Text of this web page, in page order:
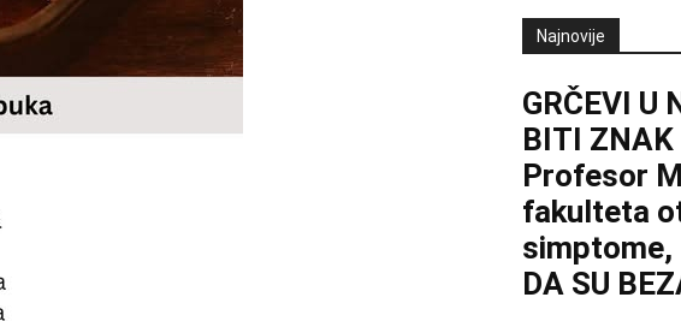
Najnovije
GRČEVI U
BITI ZNAK
Profesor
fakulteta
simptome,
DA SU